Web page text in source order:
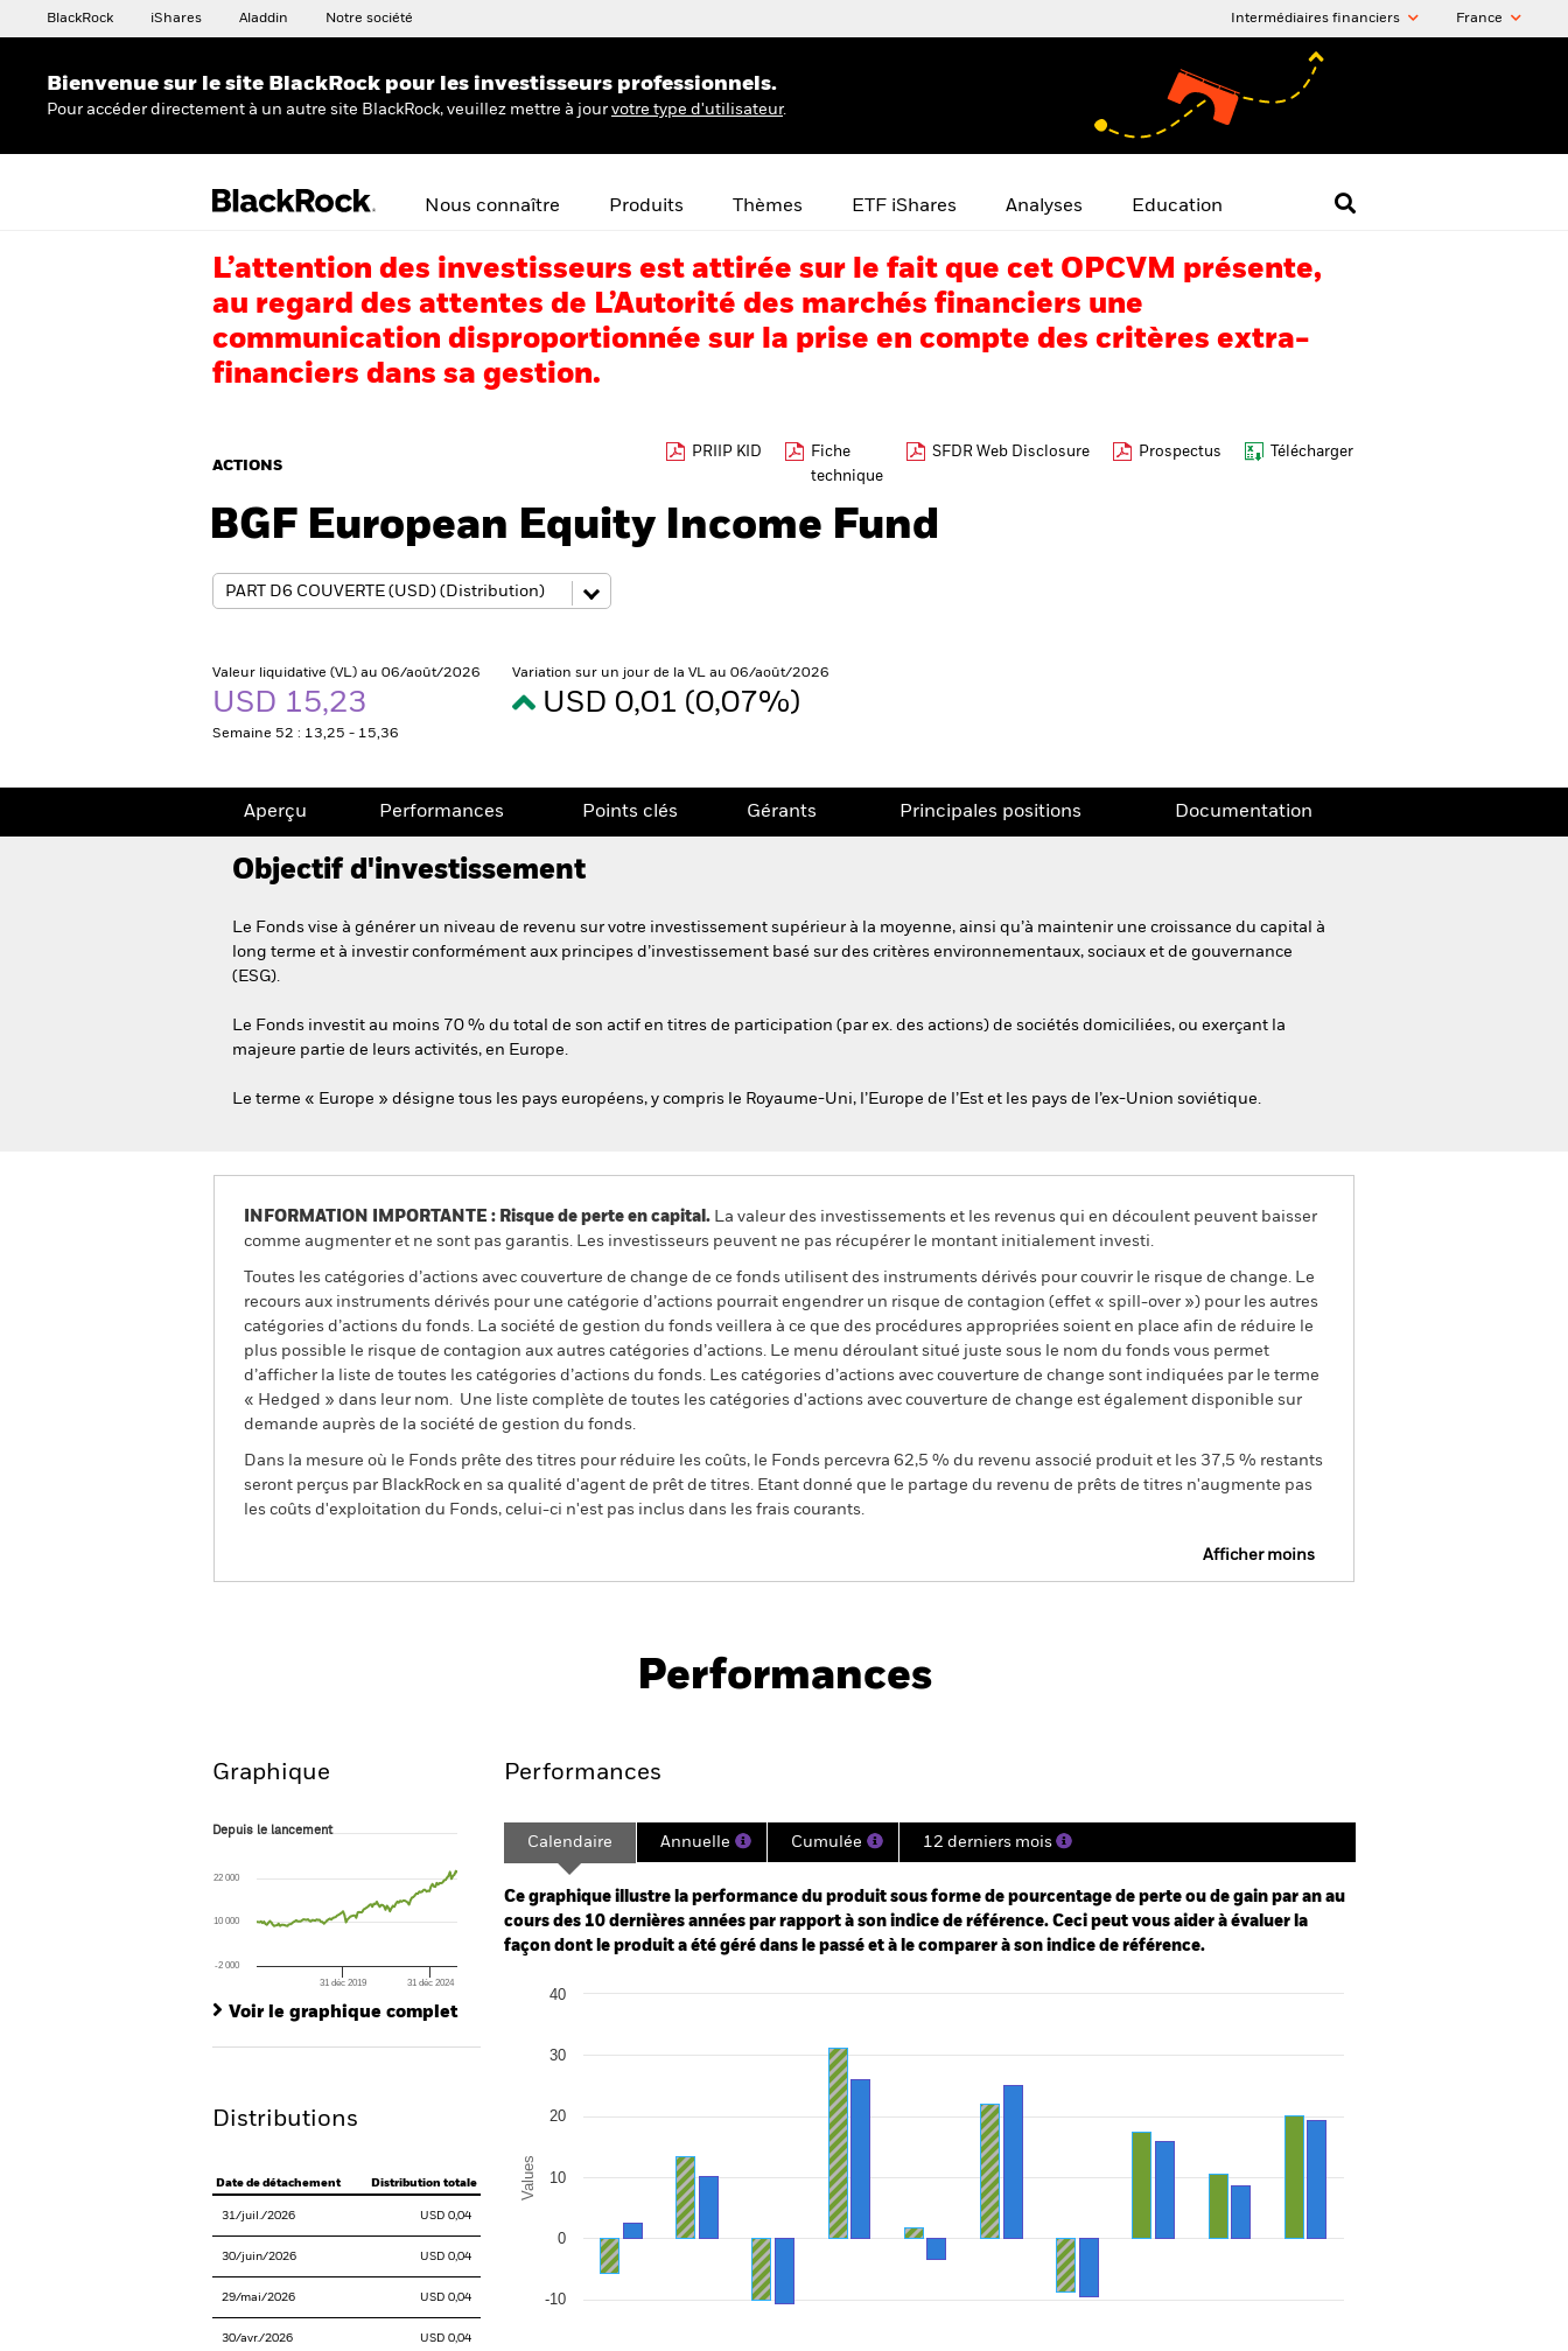
BlackRock iShares Aladdin Notre société Intermédiaires financiers France
Bienvenue sur le site BlackRock pour les investisseurs professionnels.
Pour accéder directement à un autre site BlackRock, veuillez mettre à jour votre type d'utilisateur.
Nous connaître Produits Thèmes ETF iShares Analyses Education
L’attention des investisseurs est attirée sur le fait que cet OPCVM présente,
au regard des attentes de L’Autorité des marchés financiers une
communication disproportionnée sur la prise en compte des critères extra-
financiers dans sa gestion.
ACTIONS
PRIIP KID
Fiche
technique
SFDR Web Disclosure Prospectus Télécharger
BGF European Equity Income Fund
Valeur liquidative (VL) au 06/août/2026
USD 15,23
Semaine 52 : 13,25 - 15,36
Variation sur un jour de la VL au 06/août/2026
USD 0,01 (0,07%)
Aperçu Performances Points clés Gérants Principales positions Documentation
Objectif d'investissement
Le Fonds vise à générer un niveau de revenu sur votre investissement supérieur à la moyenne, ainsi qu’à maintenir une croissance du capital à
long terme et à investir conformément aux principes d’investissement basé sur des critères environnementaux, sociaux et de gouvernance
(ESG).
Le Fonds investit au moins 70 % du total de son actif en titres de participation (par ex. des actions) de sociétés domiciliées, ou exerçant la
majeure partie de leurs activités, en Europe.
Le terme « Europe » désigne tous les pays européens, y compris le Royaume-Uni, l’Europe de l’Est et les pays de l’ex-Union soviétique.
INFORMATION IMPORTANTE : Risque de perte en capital. La valeur des investissements et les revenus qui en découlent peuvent baisser
comme augmenter et ne sont pas garantis. Les investisseurs peuvent ne pas récupérer le montant initialement investi.
Toutes les catégories d’actions avec couverture de change de ce fonds utilisent des instruments dérivés pour couvrir le risque de change. Le
recours aux instruments dérivés pour une catégorie d’actions pourrait engendrer un risque de contagion (effet « spill-over ») pour les autres
catégories d’actions du fonds. La société de gestion du fonds veillera à ce que des procédures appropriées soient en place afin de réduire le
plus possible le risque de contagion aux autres catégories d’actions. Le menu déroulant situé juste sous le nom du fonds vous permet
d’afficher la liste de toutes les catégories d’actions du fonds. Les catégories d’actions avec couverture de change sont indiquées par le terme
« Hedged » dans leur nom. Une liste complète de toutes les catégories d'actions avec couverture de change est également disponible sur
demande auprès de la société de gestion du fonds.
Dans la mesure où le Fonds prête des titres pour réduire les coûts, le Fonds percevra 62,5 % du revenu associé produit et les 37,5 % restants
seront perçus par BlackRock en sa qualité d'agent de prêt de titres. Etant donné que le partage du revenu de prêts de titres n'augmente pas
les coûts d'exploitation du Fonds, celui-ci n'est pas inclus dans les frais courants.
Afficher moins
Performances
Graphique
Depuis le lancement
The chart has 1 X axis displaying Time. Range: 2015-02-01 00:00:00 to 2026-07-31 00:00:00.
The chart has 1 Y axis displaying values. Range: -120 to 240.
Depuis le lancement
31 déc 2019 31 déc 2024
-2 000
10 000
22 000
Voir le graphique complet
Distributions
Date de détachement Distribution totale
31/juil./2026 USD 0,04
30/juin/2026 USD 0,04
29/mai/2026 USD 0,04
30/avr./2026 USD 0,04
Performances
Calendaire Annuelle Cumulée 12 derniers mois
Ce graphique illustre la performance du produit sous forme de pourcentage de perte ou de gain par an au
cours des 10 dernières années par rapport à son indice de référence. Ceci peut vous aider à évaluer la
façon dont le produit a été géré dans le passé et à le comparer à son indice de référence.
Bar chart with 2 data series.
Values
-10
0
10
20
30
40